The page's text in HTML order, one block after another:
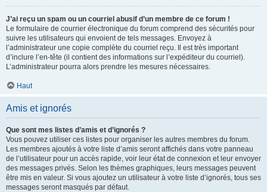
J’ai reçu un spam ou un courriel abusif d’un membre de ce forum !
Le formulaire de courrier électronique du forum comprend des sécurités pour
suivre les utilisateurs qui envoient de tels messages. Envoyez à
l’administrateur une copie complète du courriel reçu. Il est très important
d’inclure l’en-tête (il contient des informations sur l’expéditeur du courriel).
L’administrateur pourra alors prendre les mesures nécessaires.
Haut
Amis et ignorés
Que sont mes listes d’amis et d’ignorés ?
Vous pouvez utiliser ces listes pour organiser les autres membres du forum.
Les membres ajoutés à votre liste d’amis seront affichés dans votre panneau
de l’utilisateur pour un accès rapide, voir leur état de connexion et leur envoyer
des messages privés. Selon les thèmes graphiques, leurs messages peuvent
être mis en valeur. Si vous ajoutez un utilisateur à votre liste d’ignorés, tous ses
messages seront masqués par défaut.